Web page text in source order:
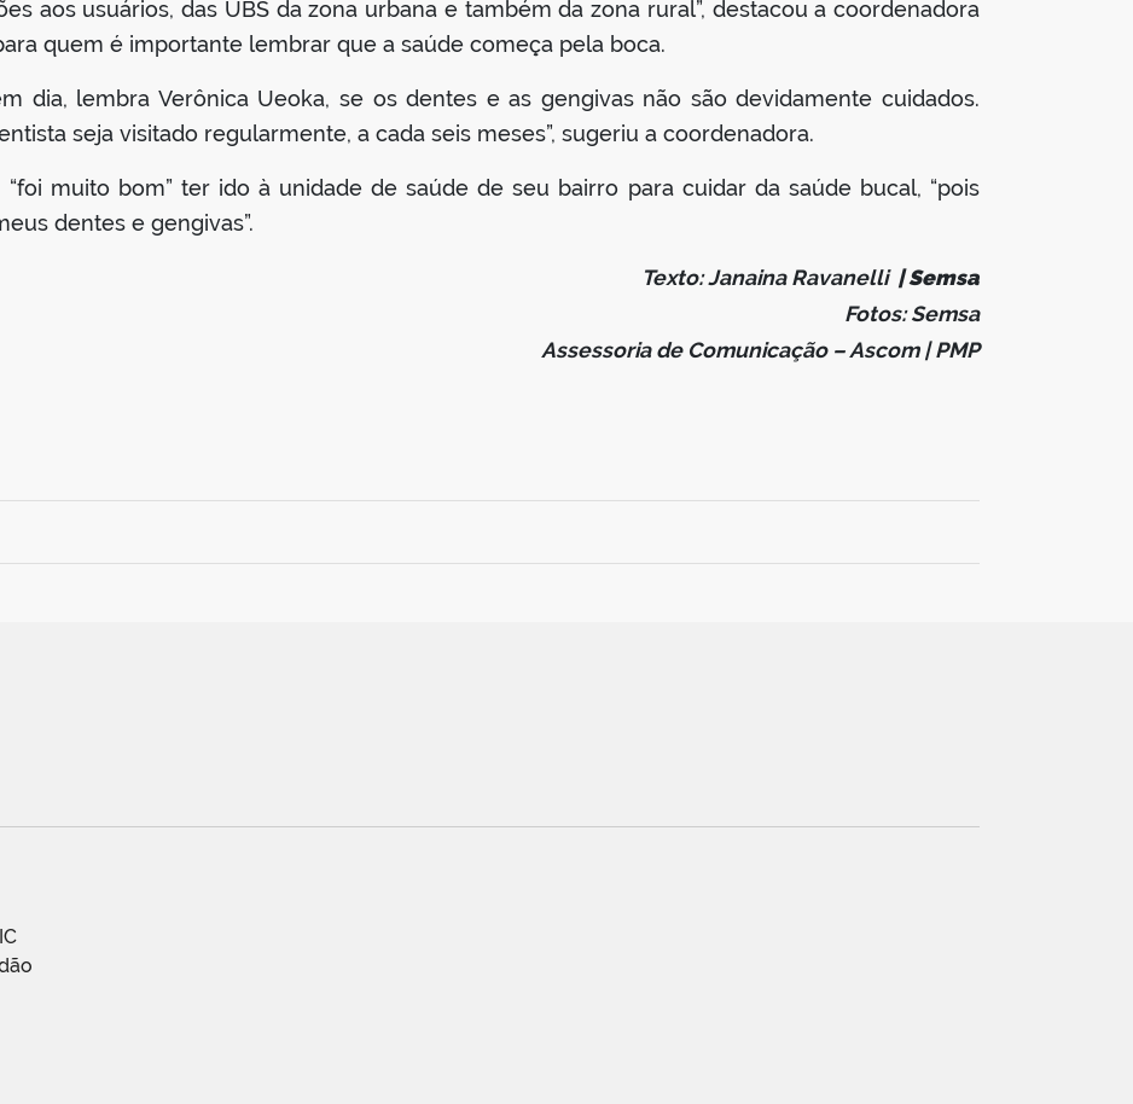
aos usuários, das UBS da zona urbana e também da zona rural”, destacou a coordenadora
quem é importante lembrar que a saúde começa pela boca.
dia, lembra Verônica Ueoka, se os dentes e as gengivas não são devidamente cuidados.
seja visitado regularmente, a cada seis meses”, sugeriu a coordenadora.
“foi muito bom” ter ido à unidade de saúde de seu bairro para cuidar da saúde bucal, “pois
dentes e gengivas”.
Texto: Janaina Ravanelli | Semsa
Fotos: Semsa
Assessoria de Comunicação – Ascom | PMP